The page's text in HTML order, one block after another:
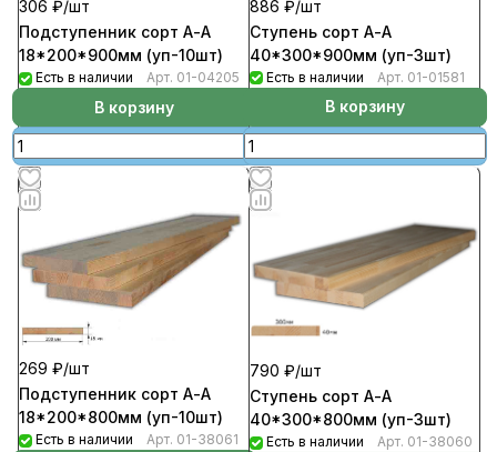
306 ₽/шт
Подступенник сорт А-А
18*200*900мм (уп-10шт)
Есть в наличии Арт. 01-04205
В корзину
886 ₽/шт
Ступень сорт А-А
40*300*900мм (уп-3шт)
Есть в наличии Арт. 01-01581
В корзину
269 ₽/шт
Подступенник сорт А-А
18*200*800мм (уп-10шт)
Есть в наличии Арт. 01-38061
790 ₽/шт
Ступень сорт А-А
40*300*800мм (уп-3шт)
Есть в наличии Арт. 01-38060